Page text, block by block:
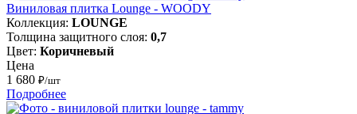
Виниловая плитка Lounge - WOODY
Коллекция: LOUNGE
Толщина защитного слоя: 0,7
Цвет: Коричневый
Цена
1 680 ₽/шт
Подробнее